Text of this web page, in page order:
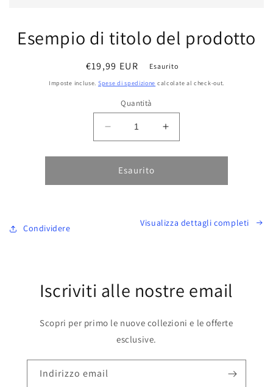
Esempio di titolo del prodotto
Prezzo
di
€19,99 EUR Esaurito
Imposte incluse. Spese di spedizione calcolate al check-out.
Quantità
Diminuisci
quantità
per
Aumenta
quantità
per
Esaurito
Condividere
Visualizza dettagli completi
Iscriviti alle nostre email
Scopri per primo le nuove collezioni e le offerte
esclusive.
Indirizzo email